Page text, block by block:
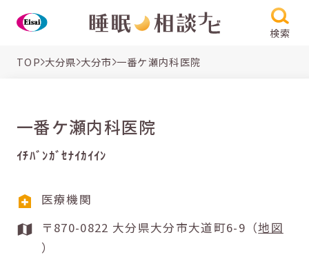
検索
TOP 大分県 大分市 一番ケ瀬内科医院
一番ケ瀬内科医院
ｲﾁﾊﾞﾝｶﾞｾﾅｲｶｲｲﾝ
医療機関
〒870-0822 大分県大分市大道町6-9（地図
）